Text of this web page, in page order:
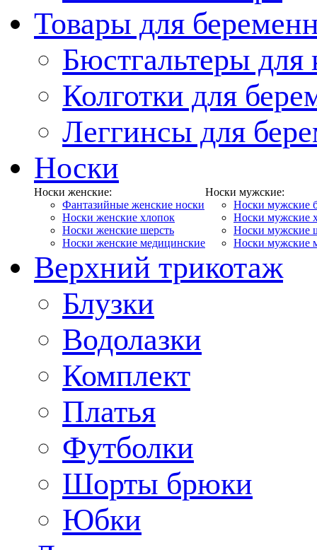
Товары для
Бюстгальтеры
Колготки для
Леггинсы для
Носки
Носки женские:
Фантазийные женские носки
Носки женские хлопок
Носки женские шерсть
Носки женские медицинские
Носки мужские:
Носки мужские
Носки мужские
Носки мужские
Носки мужские
Верхний трикотаж
Блузки
Водолазки
Комплект
Платья
Футболки
Шорты брюки
Юбки